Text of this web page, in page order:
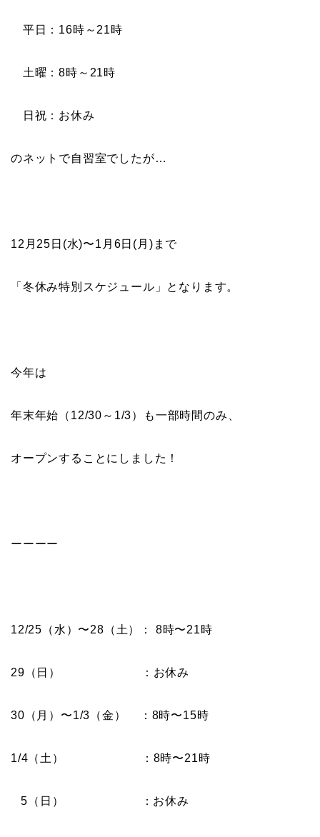
平日：16時～21時
土曜：8時～21時
日祝：お休み
のネットで自習室でしたが…
12月25日(水)〜1月6日(月)まで
「冬休み特別スケジュール」となります。
今年は
年末年始（12/30～1/3）も一部時間のみ、
オープンすることにしました！
ーーーー
12/25（水）〜28（土）： 8時〜21時
29（日） ：お休み
30（月）〜1/3（金） ：8時〜15時
1/4（土） ：8時〜21時
5（日） ：お休み